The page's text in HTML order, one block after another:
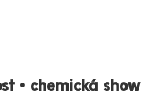
• chemická show